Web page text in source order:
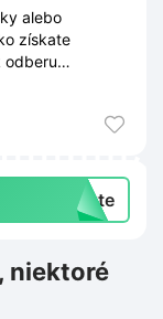
alebo
získate
odberu
vyskakovacie
všetkých
exte
niektoré